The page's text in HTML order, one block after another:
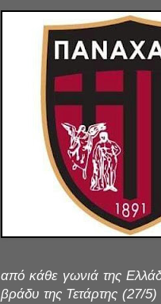
από κάθε γωνιά της
βράδυ της Τετάρτης (27/